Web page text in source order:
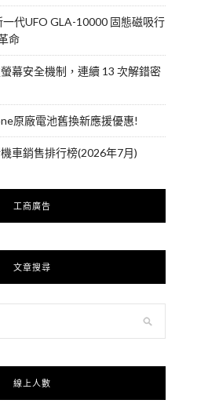
代UFO GLA-10000 固態磁吸行
命
幕安全機制，連續 13 次解錯密
原廠電池舊換新應援優惠!
車銷售排行榜(2026年7月)
工商廣告
文章搜尋
線上人數